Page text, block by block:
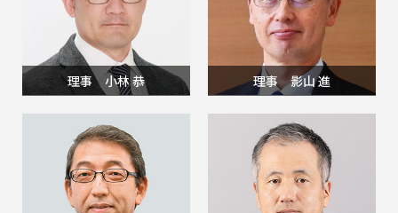
理事 小林 恭 理事 影山 進